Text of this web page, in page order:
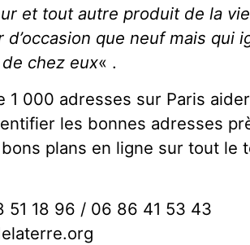
et tout autre produit de la
que neuf mais qui
chez eux« .
1 000 adresses sur Paris
les bonnes adresses
plans en ligne sur tout le
51 18 96 / 06 86 41 53 43